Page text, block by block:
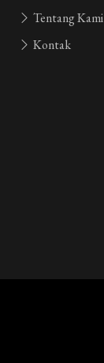
Tentang Kami
Kontak